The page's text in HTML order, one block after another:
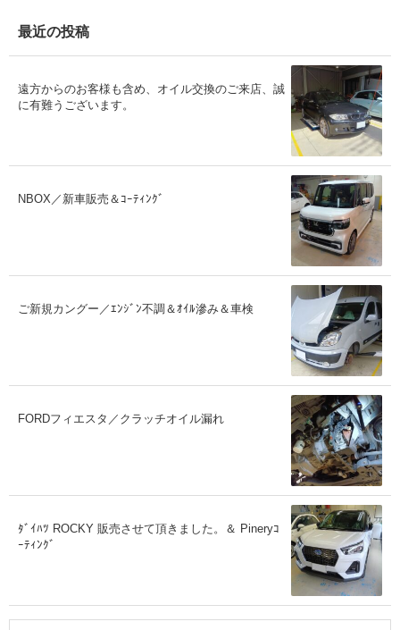
ブ
最近の投稿
遠方からのお客様も含め、オイル交換のご来店、誠
に有難うございます。
NBOX／新車販売＆ｺｰﾃｨﾝｸﾞ
ご新規カングー／ｴﾝｼﾞﾝ不調＆ｵｲﾙ滲み＆車検
FORDフィエスタ／クラッチオイル漏れ
ﾀﾞｲﾊﾂ ROCKY 販売させて頂きました。＆ Pineryｺ
ｰﾃｨﾝｸﾞ